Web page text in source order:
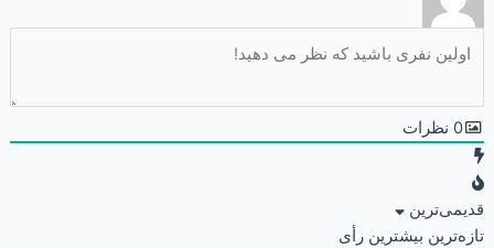
0 نظرات
قدیمی‌ترین
تازه‌ترین بیشترین رأی